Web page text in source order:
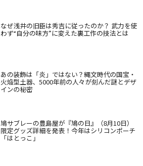
なぜ浅井の旧臣は秀吉に従ったのか？ 武力を使
わず“自分の味方”に変えた裏工作の技法とは
あの装飾は「炎」ではない？縄文時代の国宝・
火焔型土器、5000年前の人々が刻んだ謎とデザ
インの秘密
鳩サブレーの豊島屋が『鳩の日』（8月10日）
限定グッズ詳細を発表！今年はシリコンポーチ
「はとっこ」